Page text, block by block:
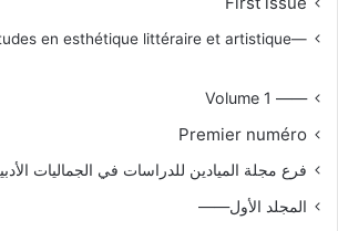
—Branche de la revue Al-Mayadeen pour les études en esthétique littéraire et artistique
—— Volume 1
Premier numéro
فرع مجلة الميادين للدراسات في الجماليات
المجلد الأول——